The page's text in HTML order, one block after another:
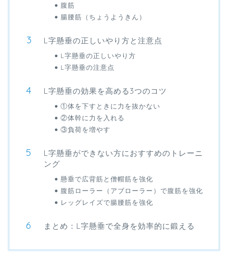
腹筋
腸腰筋（ちょうようきん）
L字懸垂の正しいやり方と注意点
L字懸垂の正しいやり方
L字懸垂の注意点
L字懸垂の効果を高める3つのコツ
①体を下すときに力を抜かない
②体幹に力を入れる
③負荷を増やす
L字懸垂ができない方におすすめのトレーニ
ング
懸垂で広背筋と僧帽筋を強化
腹筋ローラー（アブローラー）で腹筋を強化
レッグレイズで腸腰筋を強化
まとめ：L字懸垂で全身を効率的に鍛える